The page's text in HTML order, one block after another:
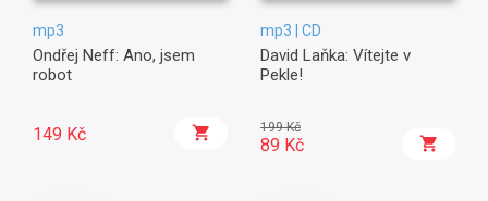
mp3
Ondřej Neff: Ano, jsem
robot
149 Kč
mp3 | CD
David Laňka: Vítejte v
Pekle!
199 Kč
89 Kč